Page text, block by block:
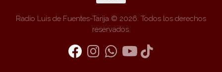
Radio Luis de Fuentes-Tarija © 2026. Todos los derechos
reservados.